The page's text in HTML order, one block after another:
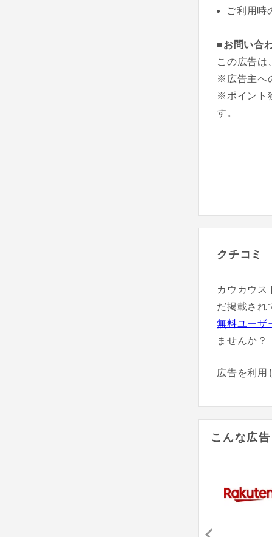
ご利用時
■お問い合
この広告は
※広告主へ
※ポイント
す。
クチコミ
カウカウス
だ掲載され
無料ユーザ
ませんか？
広告を利用
こんな広